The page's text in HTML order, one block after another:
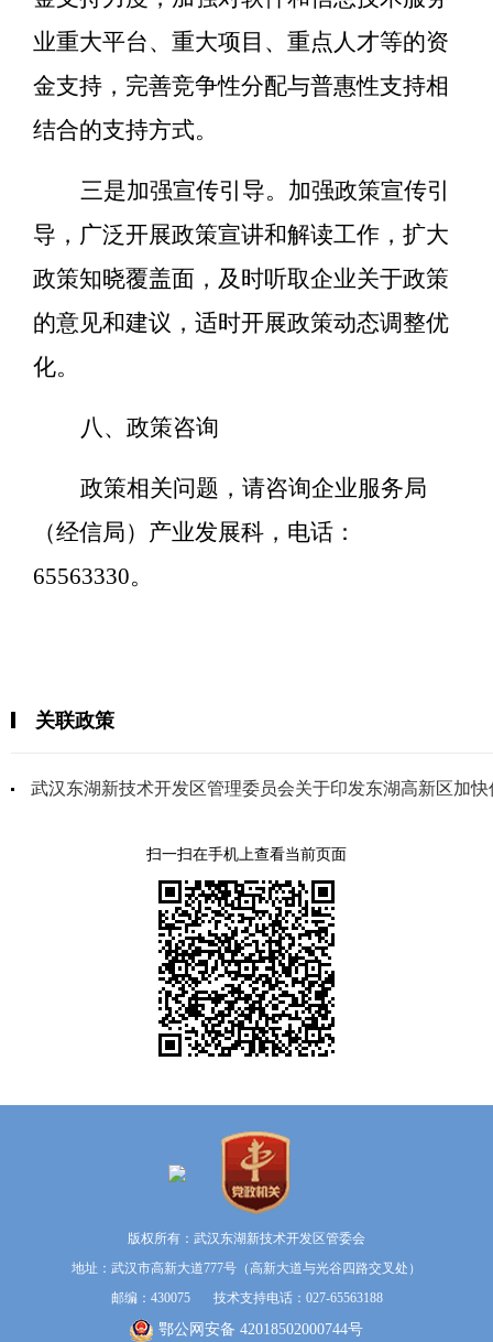
业重大平台、重大项目、重点人才等的资
金支持，完善竞争性分配与普惠性支持相
结合的支持方式。
三是加强宣传引导。加强政策宣传引
导，广泛开展政策宣讲和解读工作，扩大
政策知晓覆盖面，及时听取企业关于政策
的意见和建议，适时开展政策动态调整优
化。
八、政策咨询
政策相关问题，请咨询企业服务局
（经信局）产业发展科，电话：
65563330。
关联政策
武汉东湖新技术开发区管理委员会关于印发东湖高新区加
扫一扫在手机上查看当前页面
版权所有：武汉东湖新技术开发区管委会
地址：武汉市高新大道777号（高新大道与光谷四路交叉处）
邮编：430075 技术支持电话：027-65563188
鄂公网安备 42018502000744号